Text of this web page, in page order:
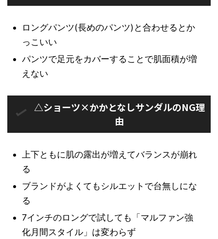
ロングパンツ(長めのパンツ)と合わせるとか
っこいい
パンツで足元をカバーすることで肌面積が増
えない
△ショーツ×かかとなしサンダルのNG理
由
上下ともに肌の露出が増えてバランスが崩れ
る
ブランドがよくてもシルエットで台無しにな
る
7インチのロングで試しても「マルファン強
化月間スタイル」は変わらず